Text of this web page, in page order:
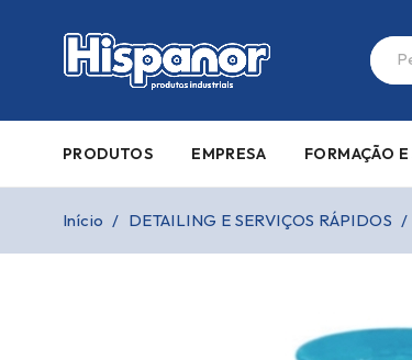
PRODUTOS EMPRESA FORMAÇÃO
Início / DETAILING E SERVIÇOS RÁPIDOS /